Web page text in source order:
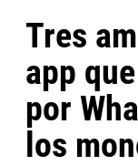
Tres
app
por
los